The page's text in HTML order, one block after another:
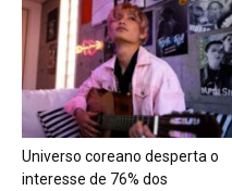
Universo coreano desperta o
interesse de 76% dos